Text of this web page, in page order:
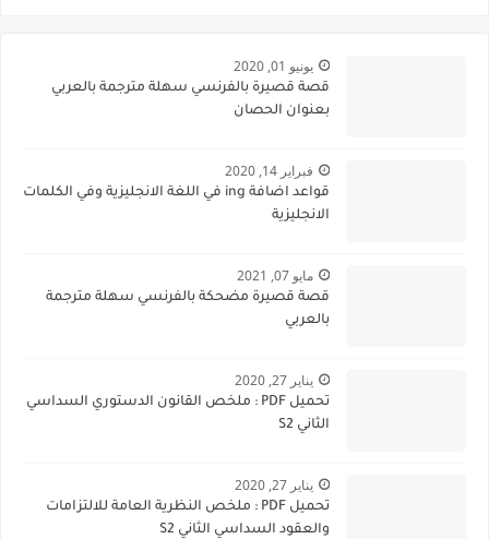
يونيو 01, 2020
قصة قصيرة بالفرنسي سهلة مترجمة بالعربي
بعنوان الحصان
فبراير 14, 2020
قواعد اضافة ing في اللغة الانجليزية وفي الكلمات
الانجليزية
مايو 07, 2021
قصة قصيرة مضحكة بالفرنسي سهلة مترجمة
بالعربي
يناير 27, 2020
تحميل PDF : ملخص القانون الدستوري السداسي
الثاني S2
يناير 27, 2020
تحميل PDF : ملخص النظرية العامة للالتزامات
والعقود السداسي الثاني S2